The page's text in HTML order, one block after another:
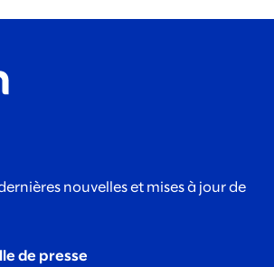
dernières nouvelles et mises à jour de
de presse